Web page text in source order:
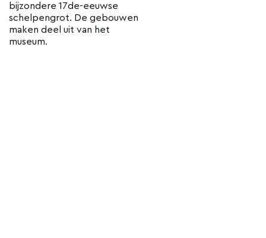
bijzondere 17de-eeuwse
schelpengrot. De gebouwen
maken deel uit van het
museum.